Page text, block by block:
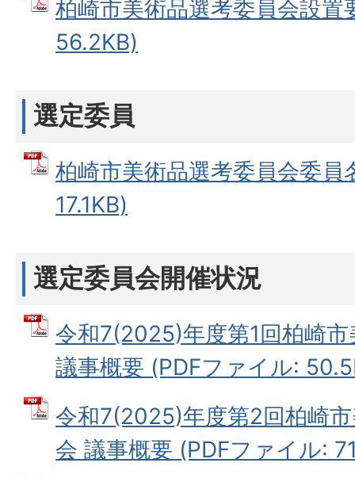
柏崎市美術品選考委員会設置
56.2KB)
選定委員
柏崎市美術品選考委員会委員
17.1KB)
選定委員会開催状況
令和7(2025)年度第1回柏崎
議事概要 (PDFファイル:
令和7(2025)年度第2回柏崎
会 議事概要 (PDFファイル: